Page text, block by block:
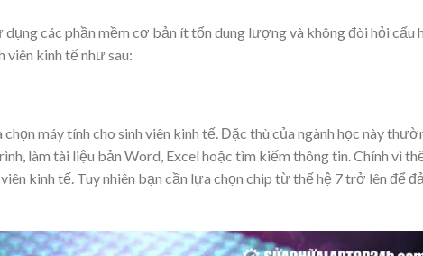
các phần mềm cơ bản ít tốn dung lượng và không đòi hỏi cấu
viên kinh tế như sau:
máy tính cho sinh viên kinh tế. Đặc thù của ngành học này
làm tài liệu bản Word, Excel hoặc tìm kiếm thông tin. Chính vì
kinh tế. Tuy nhiên bạn cần lựa chọn chip từ thế hệ 7 trở lên để